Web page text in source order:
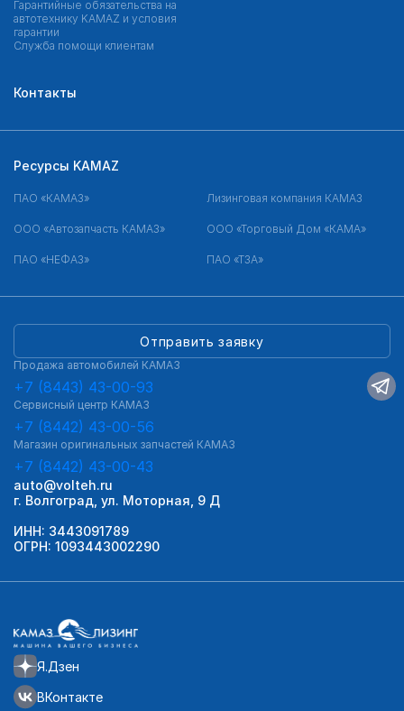
Гарантийные обязательства на
автотехнику KAMAZ и условия
гарантии
Служба помощи клиентам
Контакты
Я.Дзен
ВКонтакте
Отправить заявку
Продажа автомобилей КАМАЗ
+7 (8443) 43-00-93
Сервисный центр КАМАЗ
+7 (8442) 43-00-56
Магазин оригинальных запчастей КАМАЗ
+7 (8442) 43-00-43
auto@volteh.ru
г. Волгоград, ул. Моторная, 9 Д
ИНН: 3443091789
ОГРН: 1093443002290
Ресурсы KAMAZ
ПАО «КАМАЗ» Лизинговая компания КАМАЗ
ООО «Автозапчасть КАМАЗ» ООО «Торговый Дом «КАМА»
ПАО «НЕФАЗ» ПАО «ТЗА»